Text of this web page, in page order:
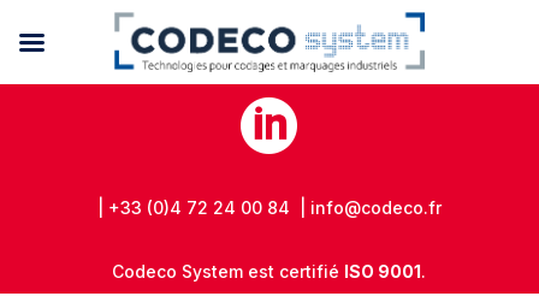

| +33 (0)4 72 24 00 84 | info@codeco.fr
Codeco System est certifié ISO 9001.